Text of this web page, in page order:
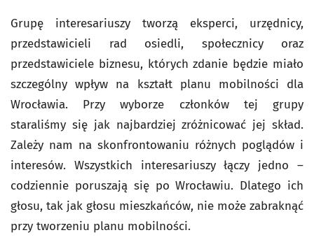
Grupę interesariuszy tworzą eksperci, urzędnicy,
przedstawicieli rad osiedli, społecznicy oraz
przedstawiciele biznesu, których zdanie będzie miało
szczególny wpływ na kształt planu mobilności dla
Wrocławia. Przy wyborze członków tej grupy
staraliśmy się jak najbardziej zróżnicować jej skład.
Zależy nam na skonfrontowaniu różnych poglądów i
interesów. Wszystkich interesariuszy łączy jedno –
codziennie poruszają się po Wrocławiu. Dlatego ich
głosu, tak jak głosu mieszkańców, nie może zabraknąć
przy tworzeniu planu mobilności.